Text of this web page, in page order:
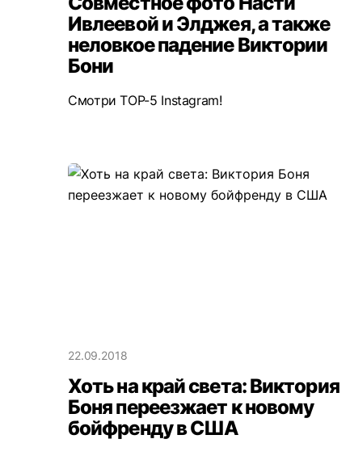
Ивлеевой и Элджея, а также
неловкое падение Виктории
Бони
Смотри TOP-5 Instagram!
22.09.2018
Хоть на край света: Виктория
Боня переезжает к новому
бойфренду в США